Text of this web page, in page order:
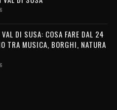
VAL DI SUSA: COSA FARE DAL 24
TRA MUSICA, BORGHI, NATURA